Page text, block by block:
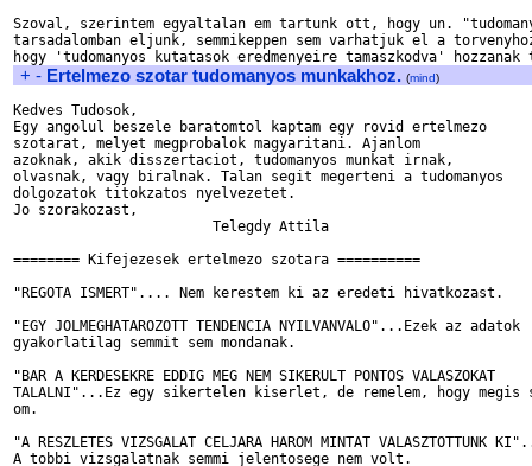
Szoval, szerintem egyaltalan em tartunk ott, hogy un.
tarsadalomban eljunk, semmikeppen sem varhatjuk el a
+ - Ertelmezo szotar tudomanyos munkakhoz. (mind)
Kedves Tudosok,
Egy angolul beszele baratomtol kaptam egy rovid ertelmezo
szotarat, melyet megprobalok magyaritani. Ajanlom
azoknak, akik disszertaciot, tudomanyos munkat irnak,
olvasnak, vagy biralnak. Talan segit megerteni a tudomanyos
dolgozatok titokzatos nyelvezetet.
Jo szorakozast,
======== Kifejezesek ertelmezo szotara ==========
"REGOTA ISMERT".... Nem kerestem ki az eredeti hivatkozast.
"EGY JOLMEGHATAROZOTT TENDENCIA NYILVANVALO"...Ezek az adatok
gyakorlatilag semmit sem mondanak.
"BAR A KERDESEKRE EDDIG MEG NEM SIKERULT PONTOS VALASZOKAT
TALALNI"...Ez egy sikertelen kiserlet, de remelem, hogy
om.
"A RESZLETES VIZSGALAT CELJARA HAROM MINTAT VALASZTOTTUNK
A tobbi vizsgalatnak semmi jelentosege nem volt.